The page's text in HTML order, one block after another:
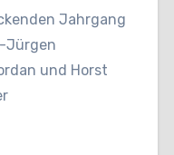
Jahrgang
Jürgen
und Horst